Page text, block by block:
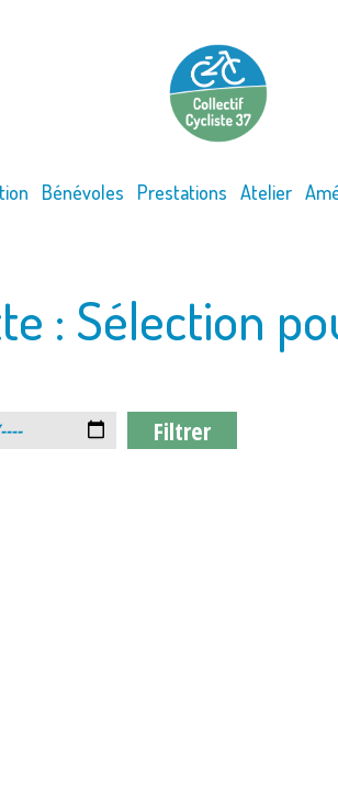
Bénévoles Prestations Atelier
: Sélection